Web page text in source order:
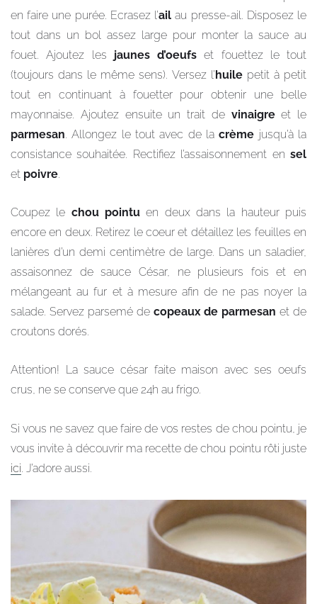
en faire une purée. Ecrasez l’ail au presse-ail. Disposez le
tout dans un bol assez large pour monter la sauce au
fouet. Ajoutez les jaunes d’oeufs et fouettez le tout
(toujours dans le même sens). Versez l’huilepetit à petit
tout en continuant à fouetter pour obtenir une belle
mayonnaise. Ajoutez ensuite un trait de vinaigreet le
parmesan . Allongez le tout avec de lacrème jusqu’à la
consistance souhaitée. Rectifiez l’assaisonnement en sel
et poivre
Coupez le chou pointu en deux dans la hauteur puis
encore en deux. Retirez le coeur et détaillez les feuilles en
lanières d’un demi centimètre de large. Dans un saladier,
assaisonnez de sauce César, ne plusieurs fois et en
mélangeant au fur et à mesure afin de ne pas noyer la
salade. Servez parsemé de copeaux de parmesan et de
croutons dorés.
Attention! La sauce césar faite maison avec ses oeufs
crus, ne se conserve que 24h au frigo.
Si vous ne savez que faire de vos restes de chou pointu, je
vous invite à découvrir ma recette de chou pointu rôti juste
ici. J’adore aussi.